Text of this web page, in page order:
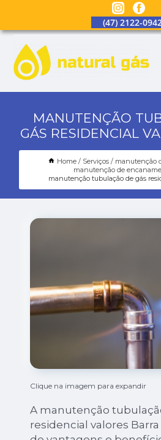
(47) 2122-
MANUTENÇÃO
GÁS RESIDENCIAL
Home Serviços
manutenção
manutenção de
manutenção tubulação de gás
Clique na imagem para expandir
A manutenção
residencial valores